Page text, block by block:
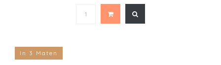
In 3 Maten